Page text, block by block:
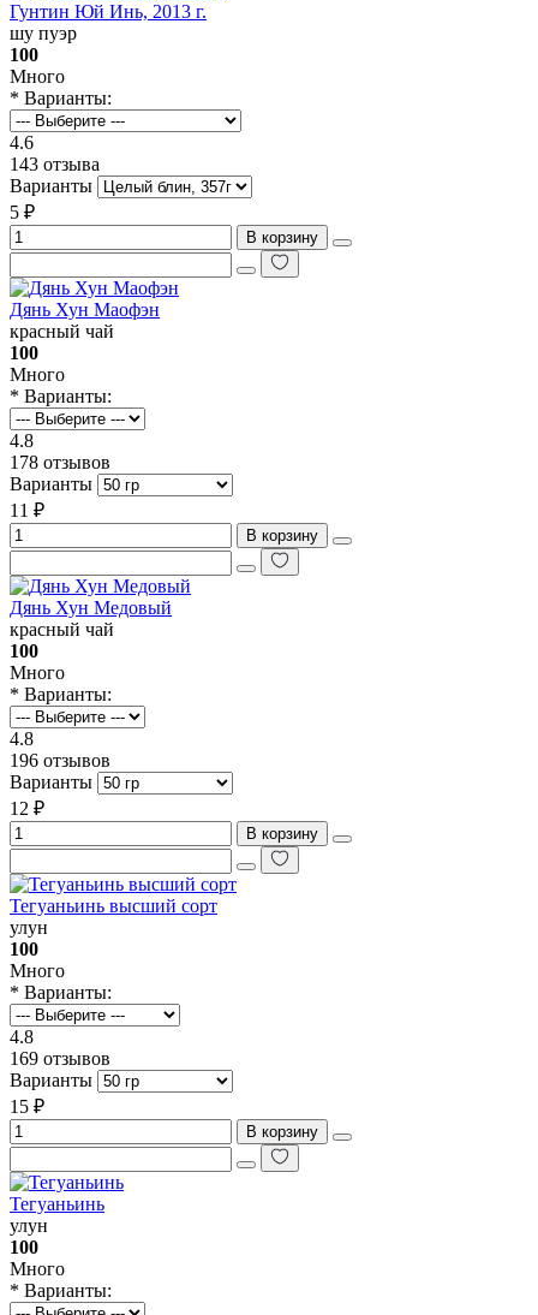
Гунтин Юй Инь, 2013 г.
шу пуэр
100
Много
* Варианты:
4.6
143 отзыва
Варианты
5 ₽
В корзину
Дянь Хун Маофэн
красный чай
100
Много
* Варианты:
4.8
178 отзывов
Варианты
11 ₽
В корзину
Дянь Хун Медовый
красный чай
100
Много
* Варианты:
4.8
196 отзывов
Варианты
12 ₽
В корзину
Тегуаньинь высший сорт
улун
100
Много
* Варианты:
4.8
169 отзывов
Варианты
15 ₽
В корзину
Тегуаньинь
улун
100
Много
* Варианты: